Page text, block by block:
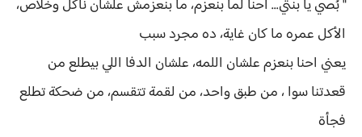
" بُصي يا بنتي... احنا لما بنعزم، ما بنعزمش علشان ناكل وخلاص،
الأكل عمره ما كان غاية، ده مجرد سبب
يعني احنا بنعزم علشان اللمه، علشان الدفا اللي بيطلع من
قعدتنا سوا ، من طبق واحد، من لقمة تتقسم، من ضحكة تطلع
فجأة